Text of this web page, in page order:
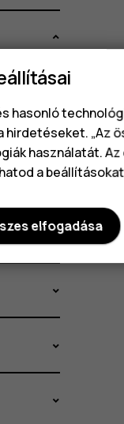
hasonló
hirdetéseket. „Az
használatát.
a
elfogadása